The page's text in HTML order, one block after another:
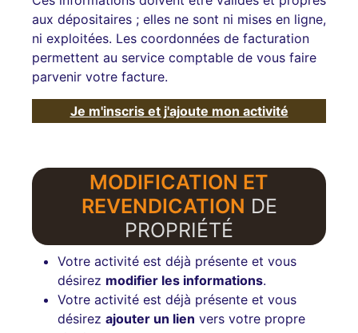
aux dépositaires ; elles ne sont ni mises en ligne,
ni exploitées. Les coordonnées de facturation
permettent au service comptable de vous faire
parvenir votre facture.
Je m'inscris et j'ajoute mon activité
MODIFICATION ET
REVENDICATION DE
PROPRIÉTÉ
Votre activité est déjà présente et vous
désirez modifier les informations.
Votre activité est déjà présente et vous
désirez ajouter un lien vers votre propre